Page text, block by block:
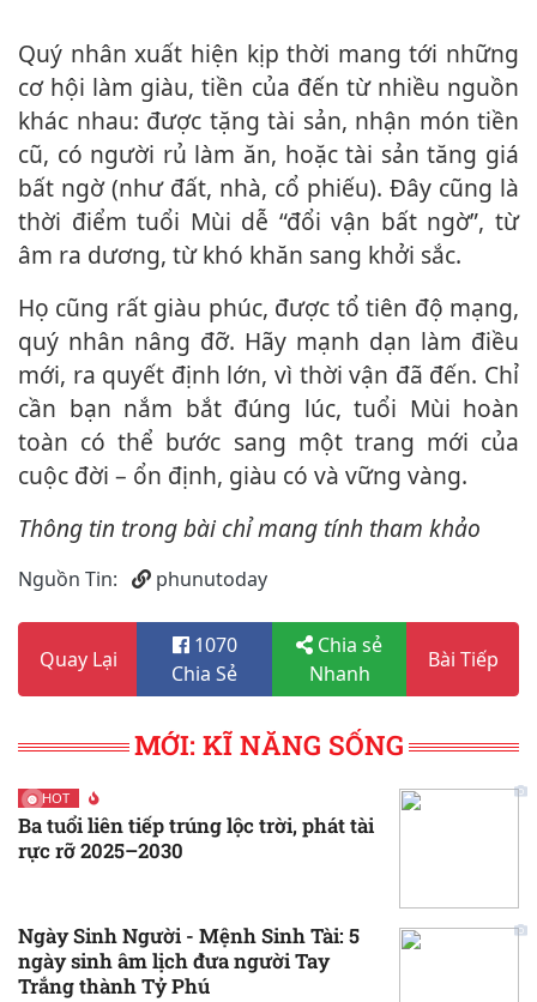
Quý nhân xuất hiện kịp thời mang tới những
cơ hội làm giàu, tiền của đến từ nhiều nguồn
khác nhau: được tặng tài sản, nhận món tiền
cũ, có người rủ làm ăn, hoặc tài sản tăng giá
bất ngờ (như đất, nhà, cổ phiếu). Đây cũng là
thời điểm tuổi Mùi dễ “đổi vận bất ngờ”, từ
âm ra dương, từ khó khăn sang khởi sắc.
Họ cũng rất giàu phúc, được tổ tiên độ mạng,
quý nhân nâng đỡ. Hãy mạnh dạn làm điều
mới, ra quyết định lớn, vì thời vận đã đến. Chỉ
cần bạn nắm bắt đúng lúc, tuổi Mùi hoàn
toàn có thể bước sang một trang mới của
cuộc đời – ổn định, giàu có và vững vàng.
Thông tin trong bài chỉ mang tính tham khảo
Nguồn Tin: phunutoday
Quay Lại
1070
Chia Sẻ
Chia sẻ
Nhanh
Bài Tiếp
MỚI: KĨ NĂNG SỐNG
HOT
Ba tuổi liên tiếp trúng lộc trời, phát tài
rực rỡ 2025–2030
Ngày Sinh Người - Mệnh Sinh Tài: 5
ngày sinh âm lịch đưa người Tay
Trắng thành Tỷ Phú